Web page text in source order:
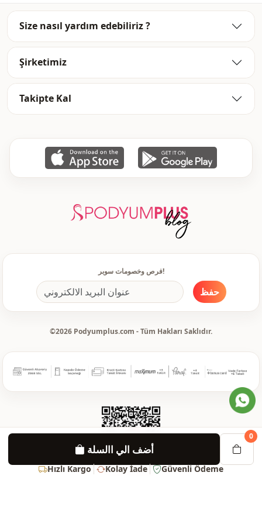
أضف الي االسلة
0
Hızlı Kargo Kolay İade Güvenli Ödeme
Size nasıl yardım edebiliriz ?
Şirketimiz
Takipte Kal
فرص وخصومات سوبر!
حفظ
©2026 Podyumplus.com - Tüm Hakları Saklıdır.